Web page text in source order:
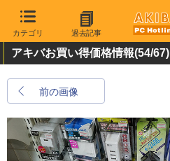
カテゴリ 過去記事
アキバお買い得価格情報(54/67)
前の画像